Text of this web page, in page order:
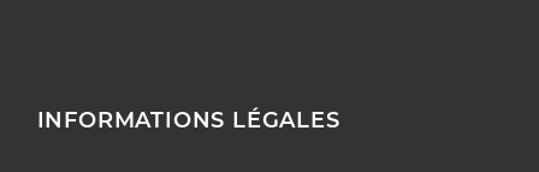
INFORMATIONS LÉGALES